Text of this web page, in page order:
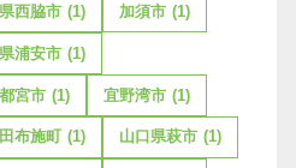
西脇市 (1) 加須市 (1)
浦安市 (1)
宮市 (1) 宜野湾市 (1)
布施町 (1) 山口県萩市 (1)